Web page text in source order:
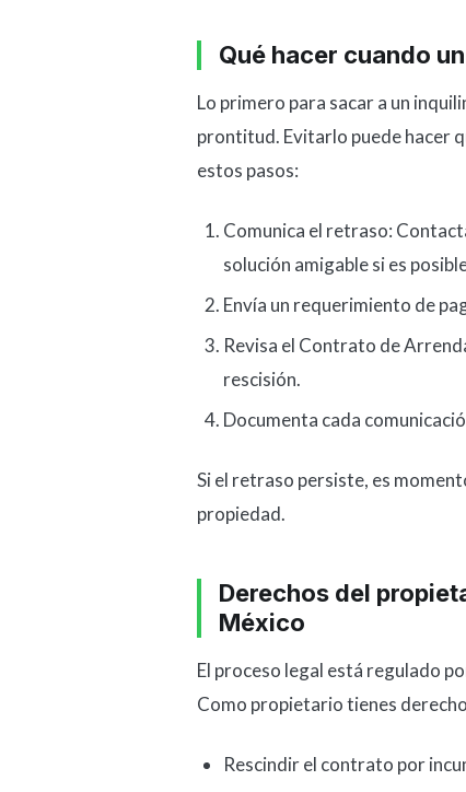
Qué hacer cuando
Lo primero para sacar a un
prontitud. Evitarlo puede hacer
estos pasos:
Comunica el retraso:
solución amigable si es
Envía un requerimiento de
Revisa el Contrato de
rescisión.
Documenta cada
Si el retraso persiste, es
propiedad.
Derechos del
México
El proceso legal está regulado
Como propietario tienes
Rescindir el contrato por